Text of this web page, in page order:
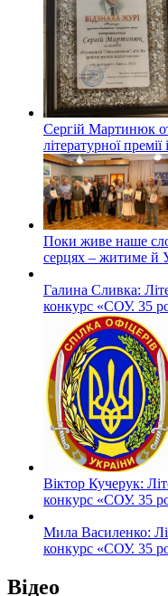
Сергій Мартинюк
літературної
Поки живе наше
серцях – житиме й
Галина Сливка:
конкурс «СОУ. 35
Віктор Кучерук:
конкурс «СОУ. 35
Мила Василенко:
конкурс «СОУ. 35
Відео